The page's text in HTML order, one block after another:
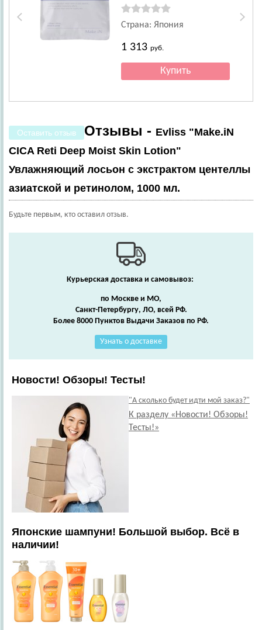
церамидов, 10 шт.
Страна: Япония
1 313руб.
Оставить отзыв Отзывы - Evliss "Make.iN
CICA Reti Deep Moist Skin Lotion"
Увлажняющий лосьон c экстрактом центеллы
азиатской и ретинолом, 1000 мл.
Будьте первым, кто оставил отзыв.
Курьерская доставка и самовывоз:
по Москве и МО,
Санкт-Петербургу, ЛО, всей РФ.
Более 8000 Пунктов Выдачи Заказов по РФ.
Узнать о доставке
Новости! Обзоры! Тесты!
"А сколько будет идти мой заказ?"
К разделу «Новости! Обзоры!
Тесты!»
Японские шампуни! Большой выбор. Всё в
наличии!